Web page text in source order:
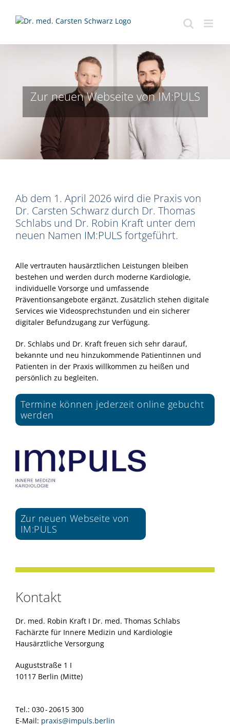
Inhalt
Zur neuen Webseite von IM:PULS
Ab dem 1. April 2026 wird die Praxis von
Dr. Carsten Schwarz durch Dr. Thomas
Schlabs und Dr. Robin Kraft unter dem
neuen Namen IM:PULS fortgeführt.
Alle vertrauten hausärztlichen Leistungen bleiben
bestehen und werden durch moderne Kardiologie,
individuelle Vorsorge und umfassende
Präventionsangebote ergänzt. Zusätzlich stehen digitale
Services wie Videosprechstunden und ein sicherer
digitaler Befundzugang zur Verfügung.
Dr. Schlabs und Dr. Kraft freuen sich sehr darauf,
bekannte und neu hinzukommende Patientinnen und
Patienten in der Praxis willkommen zu heißen und
persönlich zu begleiten.
Termine können jederzeit online gebucht
werden
Zur neuen Webseite von
IM:PULS
Kontakt
Dr. med. Robin Kraft I Dr. med. Thomas Schlabs
Fachärzte für Innere Medizin und Kardiologie
Hausärztliche Versorgung
Auguststraße 1 I
10117 Berlin (Mitte)
Tel.: 030 - 20615 300
E-Mail: praxis@impuls.berlin